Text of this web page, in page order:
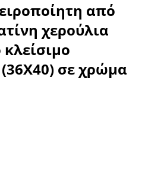
από
χερούλια
σε χρώμα